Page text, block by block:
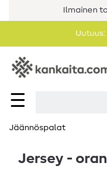
Ilmainen
☰
Jäännöspalat
Jersey -